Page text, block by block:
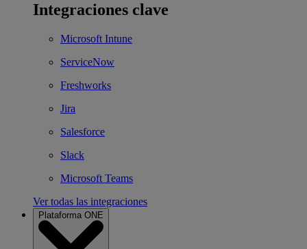
Integraciones clave
Microsoft Intune
ServiceNow
Freshworks
Jira
Salesforce
Slack
Microsoft Teams
Ver todas las integraciones
Plataforma ONE